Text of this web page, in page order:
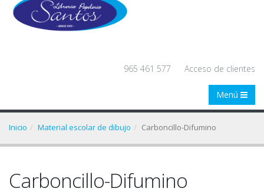
965 461 577 Acceso de clientes
Menú
Inicio Material escolar de dibujo Carboncillo-Difumino
Carboncillo-Difumino